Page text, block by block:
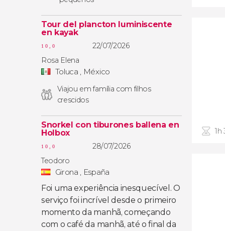
Tour del plancton luminiscente
en kayak
10,0
22/07/2026
Rosa Elena
Toluca , México
Viajou em família com filhos
crescidos
Snorkel con tiburones ballena en
Holbox
10,0
28/07/2026
Teodoro
Girona , España
Foi uma experiência inesquecível. O
serviço foi incrível desde o primeiro
momento da manhã, começando
com o café da manhã, até o final da
1h